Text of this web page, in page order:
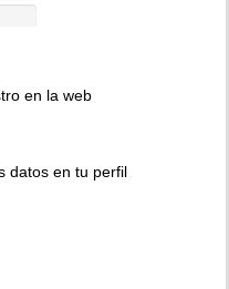
en la web
datos en tu perfil